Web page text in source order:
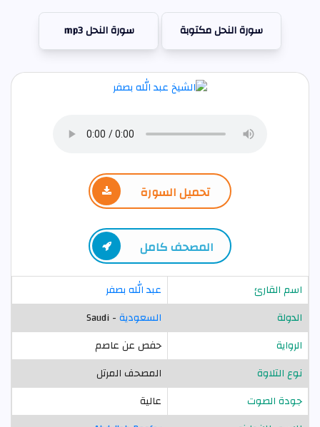
سورة النحل مكتوبة سورة النحل mp3
تحميل السورة
المصحف كامل
اسم القارئ
عبد الله بصفر
الدولة
السعودية- Saudi
الرواية
حفص عن عاصم
نوع التلاوة
المصحف المرتل
جودة الصوت
عالية